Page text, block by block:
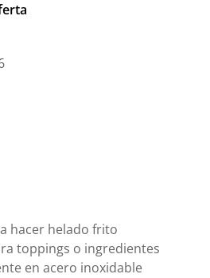
hacer helado frito
toppings o ingredientes
en acero inoxidable